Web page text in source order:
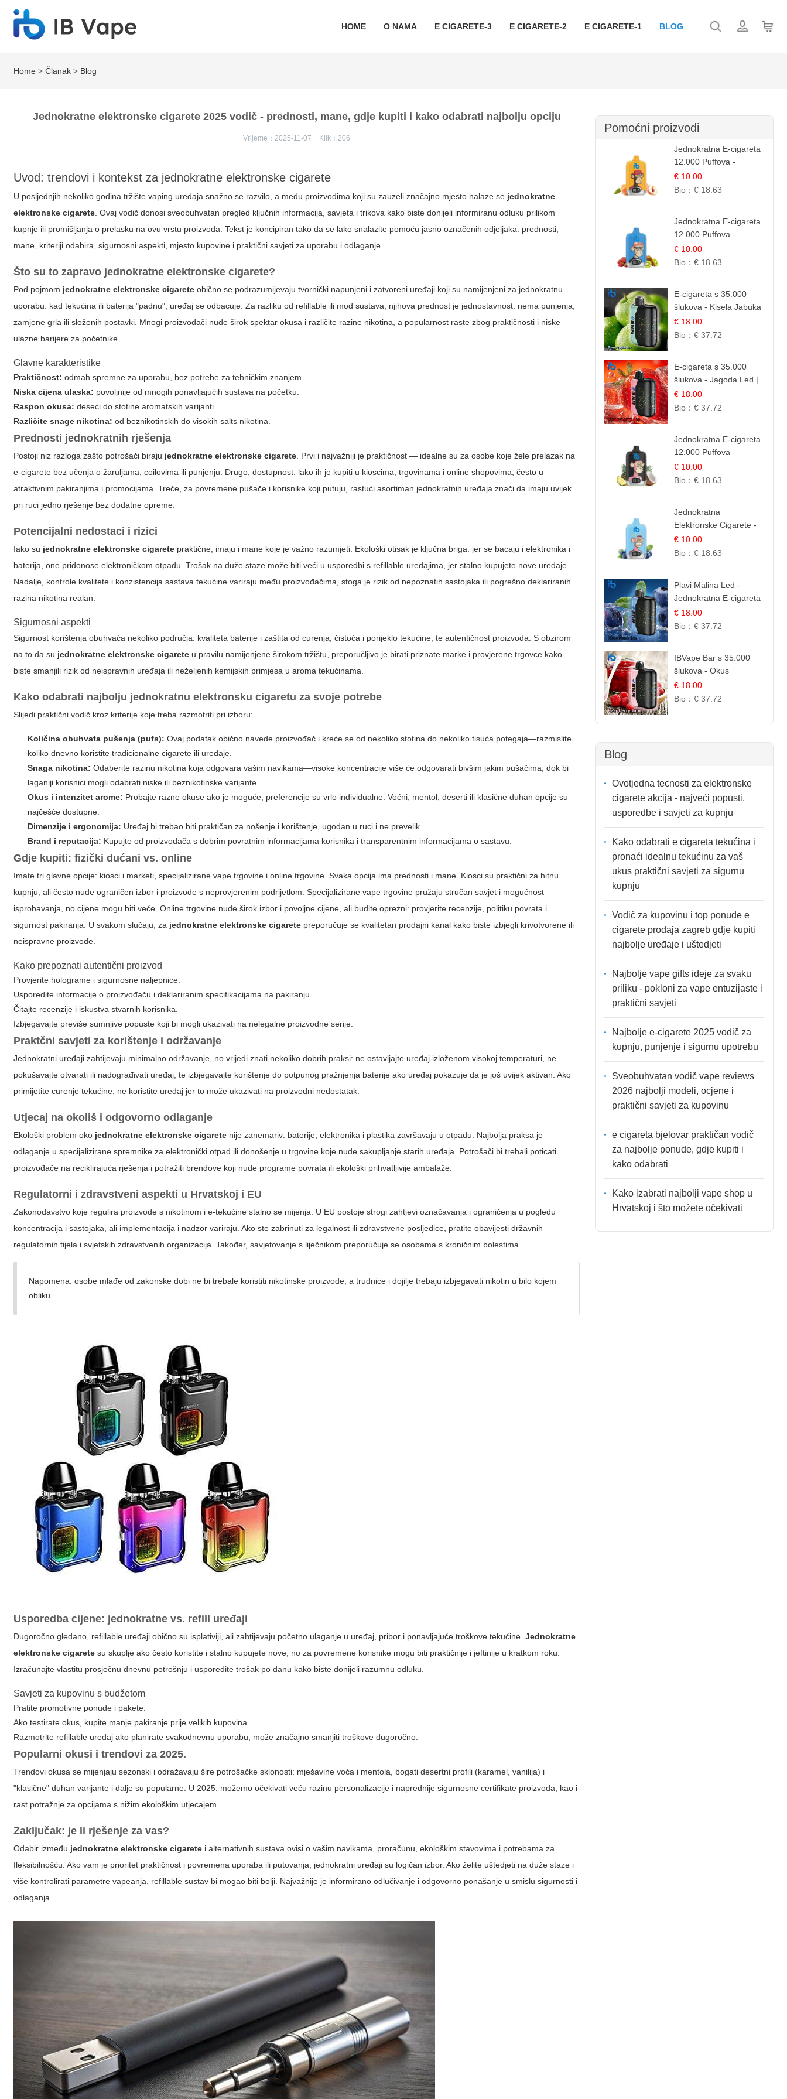
HOME O NAMA E CIGARETE-3 E CIGARETE-2 E CIGARETE-1 BLOG
Home >Članak > Blog
Jednokratne elektronske cigarete 2025 vodič - prednosti, mane, gdje kupiti i kako odabrati najbolju opciju
Vrijeme：2025-11-07 Klik：206
Uvod: trendovi i kontekst za jednokratne elektronske cigarete
U posljednjih nekoliko godina tržište vaping uređaja snažno se razvilo, a među proizvodima koji su zauzeli značajno mjesto nalaze se jednokratne
elektronske cigarete . Ovaj vodič donosi sveobuhvatan pregled ključnih informacija, savjeta i trikova kako biste donijeli informiranu odluku prilikom
kupnje ili promišljanja o prelasku na ovu vrstu proizvoda. Tekst je koncipiran tako da se lako snalazite pomoću jasno označenih odjeljaka: prednosti,
mane, kriteriji odabira, sigurnosni aspekti, mjesto kupovine i praktični savjeti za uporabu i odlaganje.
Što su to zapravo jednokratne elektronske cigarete?
Pod pojmom jednokratne elektronske cigarete obično se podrazumijevaju tvornički napunjeni i zatvoreni uređaji koji su namijenjeni za jednokratnu
uporabu: kad tekućina ili baterija "padnu", uređaj se odbacuje. Za razliku od refillable ili mod sustava, njihova prednost je jednostavnost: nema punjenja,
zamjene grla ili složenih postavki. Mnogi proizvođači nude širok spektar okusa i različite razine nikotina, a popularnost raste zbog praktičnosti i niske
ulazne barijere za početnike.
Glavne karakteristike
Praktičnost: odmah spremne za uporabu, bez potrebe za tehničkim znanjem.
Niska cijena ulaska: povoljnije od mnogih ponavljajućih sustava na početku.
Raspon okusa: deseci do stotine aromatskih varijanti.
Različite snage nikotina: od beznikotinskih do visokih salts nikotina.
Prednosti jednokratnih rješenja
Postoji niz razloga zašto potrošači biraju jednokratne elektronske cigarete . Prvi i najvažniji je praktičnost — idealne su za osobe koje žele prelazak na
e-cigarete bez učenja o žaruljama, coilovima ili punjenju. Drugo, dostupnost: lako ih je kupiti u kioscima, trgovinama i online shopovima, često u
atraktivnim pakiranjima i promocijama. Treće, za povremene pušače i korisnike koji putuju, rastući asortiman jednokratnih uređaja znači da imaju uvijek
pri ruci jedno rješenje bez dodatne opreme.
Potencijalni nedostaci i rizici
Iako su jednokratne elektronske cigarete praktične, imaju i mane koje je važno razumjeti. Ekološki otisak je ključna briga: jer se bacaju i elektronika i
baterija, one pridonose elektroničkom otpadu. Trošak na duže staze može biti veći u usporedbi s refillable uređajima, jer stalno kupujete nove uređaje.
Nadalje, kontrole kvalitete i konzistencija sastava tekućine variraju među proizvođačima, stoga je rizik od nepoznatih sastojaka ili pogrešno deklariranih
razina nikotina realan.
Sigurnosni aspekti
Sigurnost korištenja obuhvaća nekoliko područja: kvaliteta baterije i zaštita od curenja, čistoća i porijeklo tekućine, te autentičnost proizvoda. S obzirom
na to da su jednokratne elektronske cigarete u pravilu namijenjene širokom tržištu, preporučljivo je birati priznate marke i provjerene trgovce kako
biste smanjili rizik od neispravnih uređaja ili neželjenih kemijskih primjesa u aroma tekućinama.
Kako odabrati najbolju jednokratnu elektronsku cigaretu za svoje potrebe
Slijedi praktični vodič kroz kriterije koje treba razmotriti pri izboru:
Količina obuhvata pušenja (pufs): Ovaj podatak obično navede proizvođač i kreće se od nekoliko stotina do nekoliko tisuća potegaja—razmislite
koliko dnevno koristite tradicionalne cigarete ili uređaje.
Snaga nikotina: Odaberite razinu nikotina koja odgovara vašim navikama—visoke koncentracije više će odgovarati bivšim jakim pušačima, dok bi
laganiji korisnici mogli odabrati niske ili beznikotinske varijante.
Okus i intenzitet arome: Probajte razne okuse ako je moguće; preferencije su vrlo individualne. Voćni, mentol, deserti ili klasične duhan opcije su
najčešće dostupne.
Dimenzije i ergonomija: Uređaj bi trebao biti praktičan za nošenje i korištenje, ugodan u ruci i ne prevelik.
Brand i reputacija: Kupujte od proizvođača s dobrim povratnim informacijama korisnika i transparentnim informacijama o sastavu.
Gdje kupiti: fizički dućani vs. online
Imate tri glavne opcije: kiosci i marketi, specijalizirane vape trgovine i online trgovine. Svaka opcija ima prednosti i mane. Kiosci su praktični za hitnu
kupnju, ali često nude ograničen izbor i proizvode s neprovjerenim podrijetlom. Specijalizirane vape trgovine pružaju stručan savjet i mogućnost
isprobavanja, no cijene mogu biti veće. Online trgovine nude širok izbor i povoljne cijene, ali budite oprezni: provjerite recenzije, politiku povrata i
sigurnost pakiranja. U svakom slučaju, za jednokratne elektronske cigarete preporučuje se kvalitetan prodajni kanal kako biste izbjegli krivotvorene ili
neispravne proizvode.
Kako prepoznati autentični proizvod
Provjerite holograme i sigurnosne naljepnice.
Usporedite informacije o proizvođaču i deklariranim specifikacijama na pakiranju.
Čitajte recenzije i iskustva stvarnih korisnika.
Izbjegavajte previše sumnjive popuste koji bi mogli ukazivati na nelegalne proizvodne serije.
Praktčni savjeti za korištenje i održavanje
Jednokratni uređaji zahtijevaju minimalno održavanje, no vrijedi znati nekoliko dobrih praksi: ne ostavljajte uređaj izloženom visokoj temperaturi, ne
pokušavajte otvarati ili nadograđivati uređaj, te izbjegavajte korištenje do potpunog pražnjenja baterije ako uređaj pokazuje da je još uvijek aktivan. Ako
primijetite curenje tekućine, ne koristite uređaj jer to može ukazivati na proizvodni nedostatak.
Utjecaj na okoliš i odgovorno odlaganje
Ekološki problem oko jednokratne elektronske cigarete nije zanemariv: baterije, elektronika i plastika završavaju u otpadu. Najbolja praksa je
odlaganje u specijalizirane spremnike za elektronički otpad ili donošenje u trgovine koje nude sakupljanje starih uređaja. Potrošači bi trebali poticati
proizvođače na reciklirajuća rješenja i potražiti brendove koji nude programe povrata ili ekološki prihvatljivije ambalaže.
Regulatorni i zdravstveni aspekti u Hrvatskoj i EU
Zakonodavstvo koje regulira proizvode s nikotinom i e-tekućine stalno se mijenja. U EU postoje strogi zahtjevi označavanja i ograničenja u pogledu
koncentracija i sastojaka, ali implementacija i nadzor variraju. Ako ste zabrinuti za legalnost ili zdravstvene posljedice, pratite obavijesti državnih
regulatornih tijela i svjetskih zdravstvenih organizacija. Također, savjetovanje s liječnikom preporučuje se osobama s kroničnim bolestima.
Napomena: osobe mlađe od zakonske dobi ne bi trebale koristiti nikotinske proizvode, a trudnice i dojilje trebaju izbjegavati nikotin u bilo kojem
obliku.
Usporedba cijene: jednokratne vs. refill uređaji
Dugoročno gledano, refillable uređaji obično su isplativiji, ali zahtijevaju početno ulaganje u uređaj, pribor i ponavljajuće troškove tekućine.Jednokratne
elektronske cigarete su skuplje ako često koristite i stalno kupujete nove, no za povremene korisnike mogu biti praktičnije i jeftinije u kratkom roku.
Izračunajte vlastitu prosječnu dnevnu potrošnju i usporedite trošak po danu kako biste donijeli razumnu odluku.
Savjeti za kupovinu s budžetom
Pratite promotivne ponude i pakete.
Ako testirate okus, kupite manje pakiranje prije velikih kupovina.
Razmotrite refillable uređaj ako planirate svakodnevnu uporabu; može značajno smanjiti troškove dugoročno.
Popularni okusi i trendovi za 2025.
Trendovi okusa se mijenjaju sezonski i odražavaju šire potrošačke sklonosti: mješavine voća i mentola, bogati desertni profili (karamel, vanilija) i
"klasične" duhan varijante i dalje su popularne. U 2025. možemo očekivati veću razinu personalizacije i naprednije sigurnosne certifikate proizvoda, kao i
rast potražnje za opcijama s nižim ekološkim utjecajem.
Zaključak: je li rješenje za vas?
Odabir između jednokratne elektronske cigarete i alternativnih sustava ovisi o vašim navikama, proračunu, ekološkim stavovima i potrebama za
fleksibilnošću. Ako vam je prioritet praktičnost i povremena uporaba ili putovanja, jednokratni uređaji su logičan izbor. Ako želite uštedjeti na duže staze i
više kontrolirati parametre vapeanja, refillable sustav bi mogao biti bolji. Najvažnije je informirano odlučivanje i odgovorno ponašanje u smislu sigurnosti i
odlaganja.
Pomoćni proizvodi
Jednokratna E-cigareta
12.000 Puffova -
Breskva i Voćni Sok |
Osježavajuća Voćna
€ 10.00
Bio： € 18.63
Jednokratna E-cigareta
12.000 Puffova -
Jagoda i Kivi | Sočna
Voćna Kombinacija
€ 10.00
Bio： € 18.63
E-cigareta s 35.000
šlukova - Kisela Jabuka
Led | Osježavajući
Kiselo-Slatki Okus
€ 18.00
Bio： € 37.72
E-cigareta s 35.000
šlukova - Jagoda Led |
Ohladivši i Osježavajući
Okus
€ 18.00
Bio： € 37.72
Jednokratna E-cigareta
12.000 Puffova -
Ananas i Kokos
Sladoled | Tropski
€ 10.00
Bio： € 18.63
Jednokratna
Elektronske Cigarete -
Plavi Malina Led |
IBVape
€ 10.00
Bio： € 18.63
Plavi Malina Led -
Jednokratna E-cigareta
s 35.000 šlukova |
IBVape
€ 18.00
Bio： € 37.72
IBVape Bar s 35.000
šlukova - Okus
Malinova Džema |
Slatka Voćna Aroma
€ 18.00
Bio： € 37.72
Blog
Ovotjedna tecnosti za elektronske
cigarete akcija - najveći popusti,
usporedbe i savjeti za kupnju
Kako odabrati e cigareta tekućina i
pronaći idealnu tekućinu za vaš
ukus praktični savjeti za sigurnu
kupnju
Vodič za kupovinu i top ponude e
cigarete prodaja zagreb gdje kupiti
najbolje uređaje i uštedjeti
Najbolje vape gifts ideje za svaku
priliku - pokloni za vape entuzijaste i
praktični savjeti
Najbolje e-cigarete 2025 vodič za
kupnju, punjenje i sigurnu upotrebu
Sveobuhvatan vodič vape reviews
2026 najbolji modeli, ocjene i
praktični savjeti za kupovinu
e cigareta bjelovar praktičan vodič
za najbolje ponude, gdje kupiti i
kako odabrati
Kako izabrati najbolji vape shop u
Hrvatskoj i što možete očekivati